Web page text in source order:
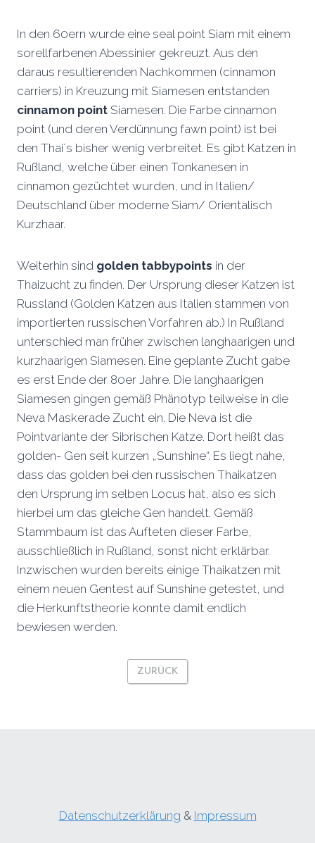
In den 60ern wurde eine seal point Siam mit einem
sorellfarbenen Abessinier gekreuzt. Aus den
daraus resultierenden Nachkommen (cinnamon
carriers) in Kreuzung mit Siamesen entstanden
cinnamon point Siamesen. Die Farbe cinnamon
point (und deren Verdünnung fawn point) ist bei
den Thai´s bisher wenig verbreitet. Es gibt Katzen in
Rußland, welche über einen Tonkanesen in
cinnamon gezüchtet wurden, und in Italien/
Deutschland über moderne Siam/ Orientalisch
Kurzhaar.
Weiterhin sind golden tabbypoints in der
Thaizucht zu finden. Der Ursprung dieser Katzen ist
Russland (Golden Katzen aus Italien stammen von
importierten russischen Vorfahren ab.) In Rußland
unterschied man früher zwischen langhaarigen und
kurzhaarigen Siamesen. Eine geplante Zucht gabe
es erst Ende der 80er Jahre. Die langhaarigen
Siamesen gingen gemäß Phänotyp teilweise in die
Neva Maskerade Zucht ein. Die Neva ist die
Pointvariante der Sibrischen Katze. Dort heißt das
golden- Gen seit kurzen „Sunshine“. Es liegt nahe,
dass das golden bei den russischen Thaikatzen
den Ursprung im selben Locus hat, also es sich
hierbei um das gleiche Gen handelt. Gemäß
Stammbaum ist das Aufteten dieser Farbe,
ausschließlich in Rußland, sonst nicht erklärbar.
Inzwischen wurden bereits einige Thaikatzen mit
einem neuen Gentest auf Sunshine getestet, und
die Herkunftstheorie konnte damit endlich
bewiesen werden.
ZURÜCK
Datenschutzerklärung & Impressum